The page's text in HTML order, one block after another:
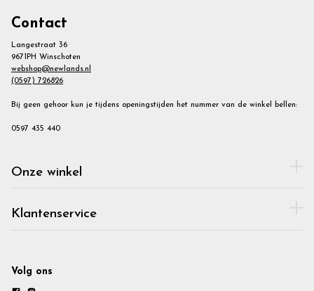
Contact
Langestraat 36
9671PH Winschoten
webshop@newlands.nl
(0597) 726826
Bij geen gehoor kun je tijdens openingstijden het nummer van de winkel bellen:
0597 435 440
Onze winkel
Klantenservice
Volg ons